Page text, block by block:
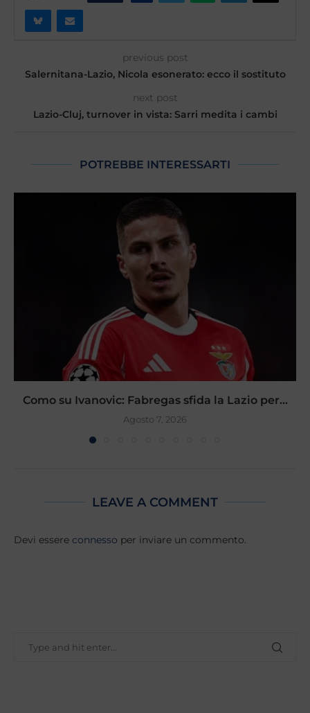
previous post
Salernitana-Lazio, Nicola esonerato: ecco il sostituto
next post
Lazio-Cluj, turnover in vista: Sarri medita i cambi
POTREBBE INTERESSARTI
Como su Ivanovic: Fabregas sfida la Lazio per...
Agosto 7, 2026
LEAVE A COMMENT
Devi essere connesso per inviare un commento.